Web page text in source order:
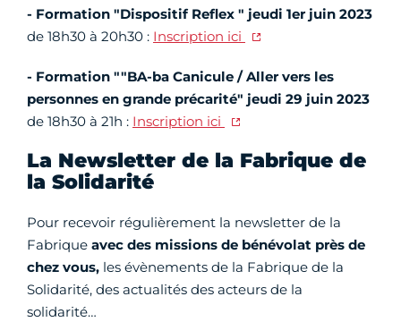
- Formation "Dispositif Reflex " jeudi 1er juin 2023
de 18h30 à 20h30 : Inscription ici
- Formation ""BA-ba Canicule / Aller vers les
personnes en grande précarité" jeudi 29 juin 2023
de 18h30 à 21h : Inscription ici
La Newsletter de la Fabrique de
la Solidarité
Pour recevoir régulièrement la newsletter de la
Fabrique avec des missions de bénévolat près de
chez vous, les évènements de la Fabrique de la
Solidarité, des actualités des acteurs de la
solidarité…